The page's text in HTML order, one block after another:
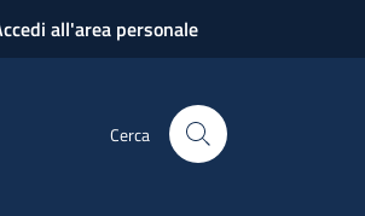
all'area personale
Cerca